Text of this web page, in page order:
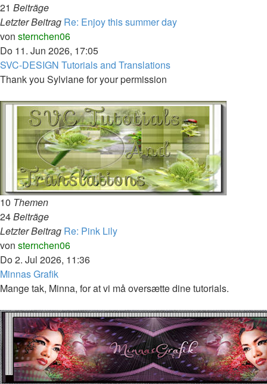
21 Beiträge
Letzter Beitrag Re: Enjoy this summer day
von sternchen06Neuester
Beitrag
Do 11. Jun 2026, 17:05
SVC-DESIGN Tutorials and Translations
Thank you Sylviane for your permission
10 Themen
24Beiträge
Letzter Beitrag Re: Pink Lily
von sternchen06Neuester
Beitrag
Do 2. Jul 2026, 11:36
Minnas Grafik
Mange tak, Minna, for at vi må oversætte dine tutorials.